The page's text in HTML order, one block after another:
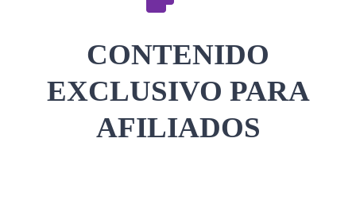
CONTENIDO
EXCLUSIVO PARA
AFILIADOS